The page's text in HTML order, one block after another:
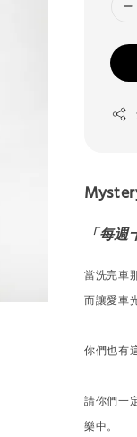
「每
當洗完車
而讓愛車
你們也有
請你們一
樂中。